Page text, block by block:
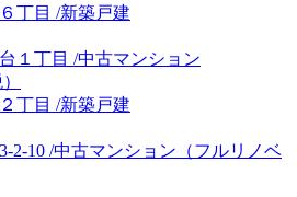
丁目 /新築戸建
１丁目 /中古マンション
丁目 /新築戸建
2-10 /中古マンション（フルリノベ